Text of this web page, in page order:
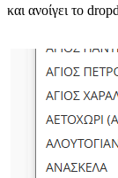
και ανοίγει το